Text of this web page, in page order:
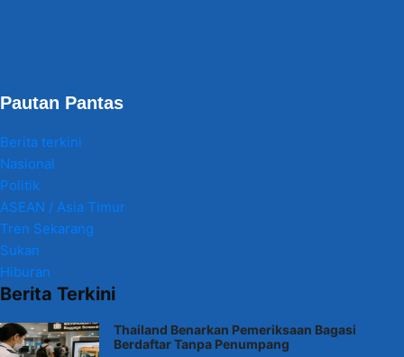
Pautan Pantas
Berita terkini
Nasional
Politik
ASEAN / Asia Timur
Tren Sekarang
Sukan
Hiburan
Berita Terkini
Thailand Benarkan Pemeriksaan Bagasi
Berdaftar Tanpa Penumpang